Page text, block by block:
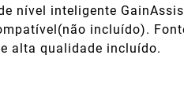
nível inteligente
incluído).
alta qualidade incluído.